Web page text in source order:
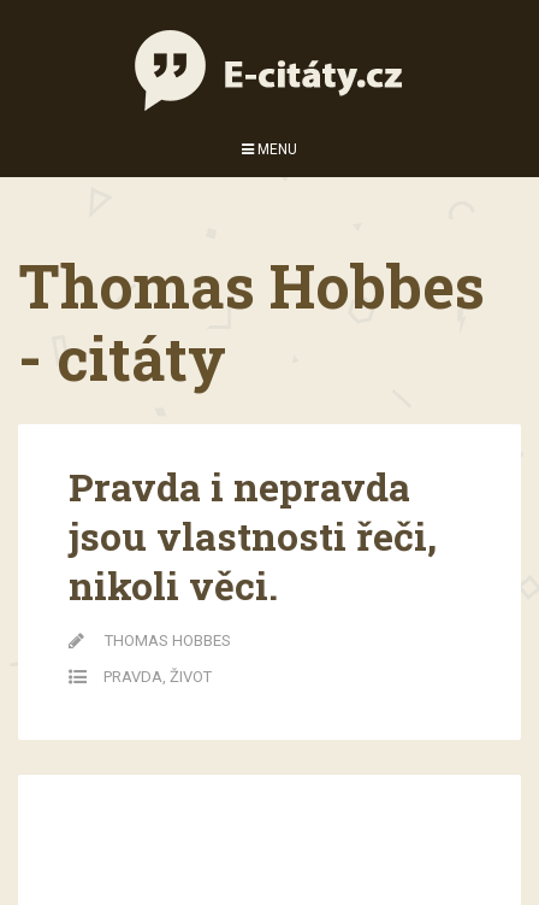
MENU
Thomas Hobbes
- citáty
Pravda i nepravda
jsou vlastnosti řeči,
nikoli věci.
THOMAS HOBBES
PRAVDA, ŽIVOT